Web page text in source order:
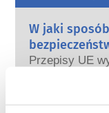
W jaki
Przepisy UE
kosmetyczne
w Unii
oraz krajowe i
czytaj więcej